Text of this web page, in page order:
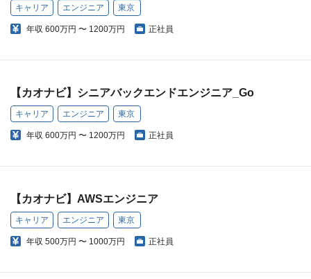
キャリア エンジニア 東京
年収 600万円 〜 1200万円 正社員
【カオナビ】シニアバックエンドエンジニア_Go
キャリア エンジニア 東京
年収 600万円 〜 1200万円 正社員
【カオナビ】AWSエンジニア
キャリア エンジニア 東京
年収 500万円 〜 1000万円 正社員